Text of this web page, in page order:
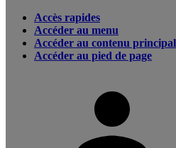
Accès rapides
Accéder au menu
Accéder au contenu principal
Accéder au pied de page